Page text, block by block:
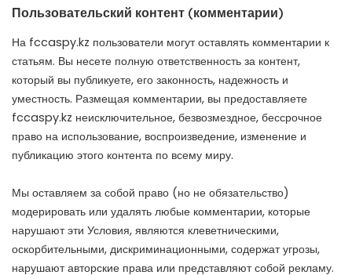
Пользовательский контент (комментарии)
На fccaspy.kz пользователи могут оставлять комментарии к
статьям. Вы несете полную ответственность за контент,
который вы публикуете, его законность, надежность и
уместность. Размещая комментарии, вы предоставляете
fccaspy.kz неисключительное, безвозмездное, бессрочное
право на использование, воспроизведение, изменение и
публикацию этого контента по всему миру.
Мы оставляем за собой право (но не обязательство)
модерировать или удалять любые комментарии, которые
нарушают эти Условия, являются клеветническими,
оскорбительными, дискриминационными, содержат угрозы,
нарушают авторские права или представляют собой рекламу.